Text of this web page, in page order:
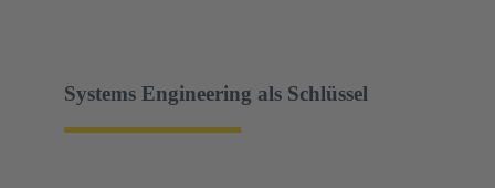
Systems Engineering als Schlüssel